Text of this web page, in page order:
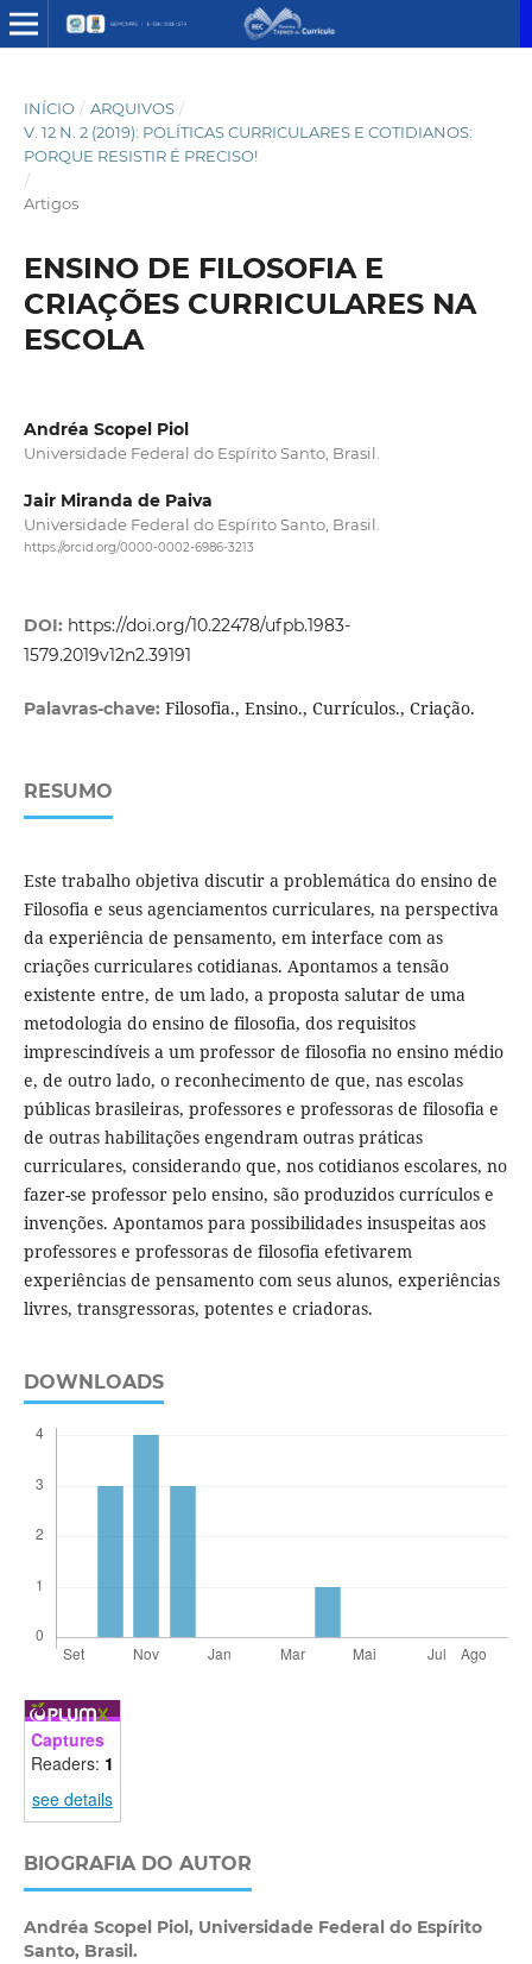
INÍCIO / ARQUIVOS /
V. 12 N. 2 (2019): POLÍTICAS CURRICULARES E COTIDIANOS:
PORQUE RESISTIR É PRECISO!
/
Artigos
ENSINO DE FILOSOFIA E
CRIAÇÕES CURRICULARES NA
ESCOLA
Andréa Scopel Piol
Universidade Federal do Espírito Santo, Brasil.
Jair Miranda de Paiva
Universidade Federal do Espírito Santo, Brasil.
https://orcid.org/0000-0002-6986-3213
DOI: https://doi.org/10.22478/ufpb.1983-
1579.2019v12n2.39191
Palavras-chave: Filosofia., Ensino., Currículos., Criação.
RESUMO
Este trabalho objetiva discutir a problemática do ensino de
Filosofia e seus agenciamentos curriculares, na perspectiva
da experiência de pensamento, em interface com as
criações curriculares cotidianas. Apontamos a tensão
existente entre, de um lado, a proposta salutar de uma
metodologia do ensino de filosofia, dos requisitos
imprescindíveis a um professor de filosofia no ensino médio
e, de outro lado, o reconhecimento de que, nas escolas
públicas brasileiras, professores e professoras de filosofia e
de outras habilitações engendram outras práticas
curriculares, considerando que, nos cotidianos escolares, no
fazer-se professor pelo ensino, são produzidos currículos e
invenções. Apontamos para possibilidades insuspeitas aos
professores e professoras de filosofia efetivarem
experiências de pensamento com seus alunos, experiências
livres, transgressoras, potentes e criadoras.
DOWNLOADS
Captures
Readers: 1
see details
BIOGRAFIA DO AUTOR
Andréa Scopel Piol, Universidade Federal do Espírito
Santo, Brasil.